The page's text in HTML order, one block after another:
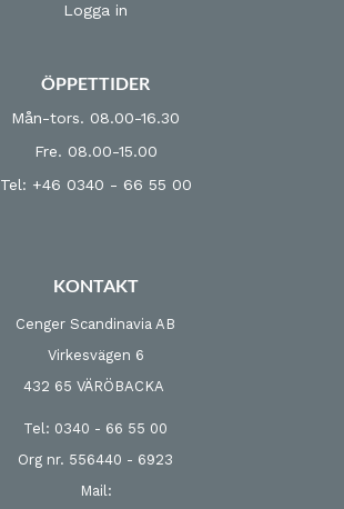
Logga in
ÖPPETTIDER
Mån-tors. 08.00-16.30
Fre. 08.00-15.00
Tel: +46 0340 - 66 55 00
KONTAKT
Cenger Scandinavia AB
Virkesvägen 6
432 65 VÄRÖBACKA
Tel: 0340 - 66 55 00
Org nr. 556440 - 6923
Mail: